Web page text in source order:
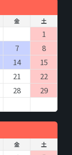
金 土
1
7
8
14
15
21
22
28
29
金 土